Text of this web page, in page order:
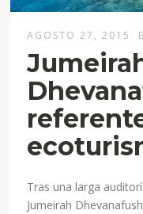
AGOSTO 27, 2015
Tras una larga
Jumeirah